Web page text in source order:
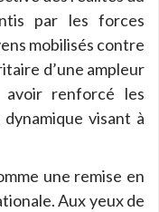
par les forces
mobilisés contre
d’une ampleur
avoir renforcé les
visant à
une remise en
Aux yeux de